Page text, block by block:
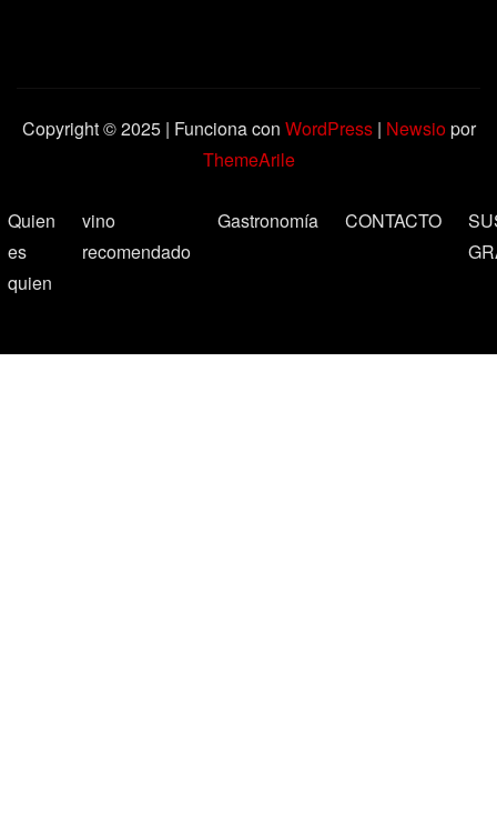
Copyright © 2025 | Funciona con WordPress | Newsiopor
ThemeArile
Quien
es
quien
vino
recomendado
Gastronomía CONTACTO